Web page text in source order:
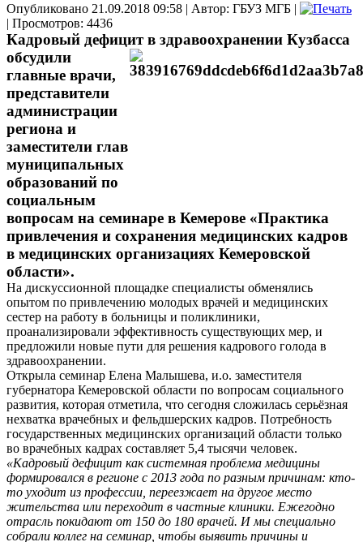
Опубликовано 21.09.2018 09:58 | Автор: ГБУЗ МГБ |
| Просмотров: 4436
Кадровый дефицит в здравоохранении Кузбасса
обсудили
главные врачи,
представители
администрации
региона и
заместители глав
муниципальных
образований по
социальным
вопросам на семинаре в Кемерове «Практика
привлечения и сохранения медицинских кадров
в медицинских организациях Кемеровской
области».
На дискуссионной площадке специалисты обменялись
опытом по привлечению молодых врачей и медицинских
сестер на работу в больницы и поликлиники,
проанализировали эффективность существующих мер, и
предложили новые пути для решения кадрового голода в
здравоохранении.
Открыла семинар Елена Малышева, и.о. заместителя
губернатора Кемеровской области по вопросам социального
развития, которая отметила, что сегодня сложилась серьёзная
нехватка врачебных и фельдшерских кадров. Потребность
государственных медицинских организаций области только
во врачебных кадрах составляет 5,4 тысячи человек.
«Кадровый дефицит как системная проблема медицины
формировался в регионе с 2013 года по разным причинам: кто-
то уходит из профессии, переезжает на другое место
жительства или переходит в частные клиники. Ежегодно
отрасль покидают от 150 до 180 врачей. И мы специально
собрали коллег на семинар, чтобы выявить причины и